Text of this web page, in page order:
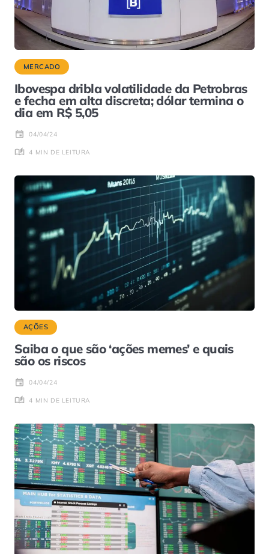
MERCADO
Ibovespa dribla volatilidade da Petrobras
e fecha em alta discreta; dólar termina o
dia em R$ 5,05
04/04/24
4 MIN DE LEITURA
AÇÕES
Saiba o que são ‘ações memes’ e quais
são os riscos
04/04/24
4 MIN DE LEITURA